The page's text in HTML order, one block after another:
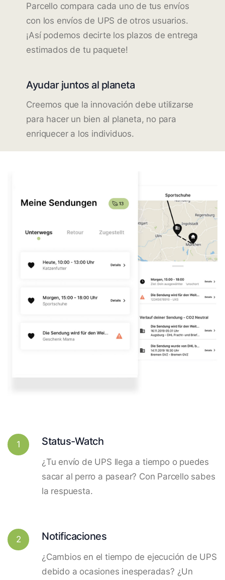
Parcello compara cada uno de tus envíos
con los envíos de UPS de otros usuarios.
¡Así podemos decirte los plazos de entrega
estimados de tu paquete!
Ayudar juntos al planeta
Creemos que la innovación debe utilizarse
para hacer un bien al planeta, no para
enriquecer a los individuos.
1 Status-Watch
¿Tu envío de UPS llega a tiempo o puedes
sacar al perro a pasear? Con Parcello sabes
la respuesta.
2 Notificaciones
¿Cambios en el tiempo de ejecución de UPS
debido a ocasiones inesperadas? ¿Un